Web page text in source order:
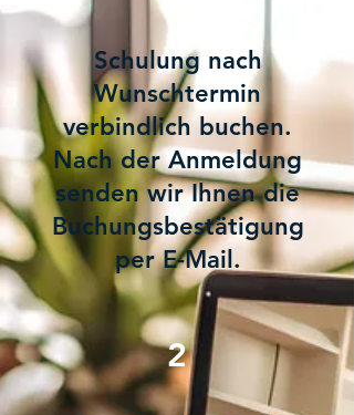
Schulung nach
Wunschtermin
verbindlich buchen.
Nach der Anmeldung
senden wir Ihnen die
Buchungsbestätigung
per E-Mail.
2